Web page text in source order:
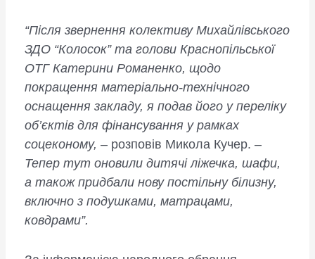
“Після звернення колективу Михайлівського
ЗДО “Колосок” та голови Краснопільської
ОТГ Катерини Романенко, щодо
покращення матеріально-технічного
оснащення закладу, я подав його у переліку
об’єктів для фінансування у рамках
соцеконому, – розповів Микола Кучер. –
Тепер тут оновили дитячі ліжечка, шафи,
а також придбали нову постільну білизну,
включно з подушками, матрацами,
ковдрами”.